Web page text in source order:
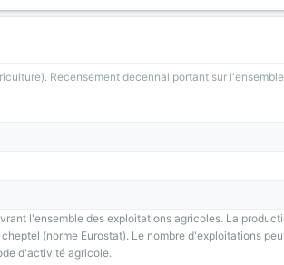
Recensement decennal portant sur
l'ensemble des exploitations agricoles. La
(norme Eurostat). Le nombre d'exploitations
d'activité agricole.